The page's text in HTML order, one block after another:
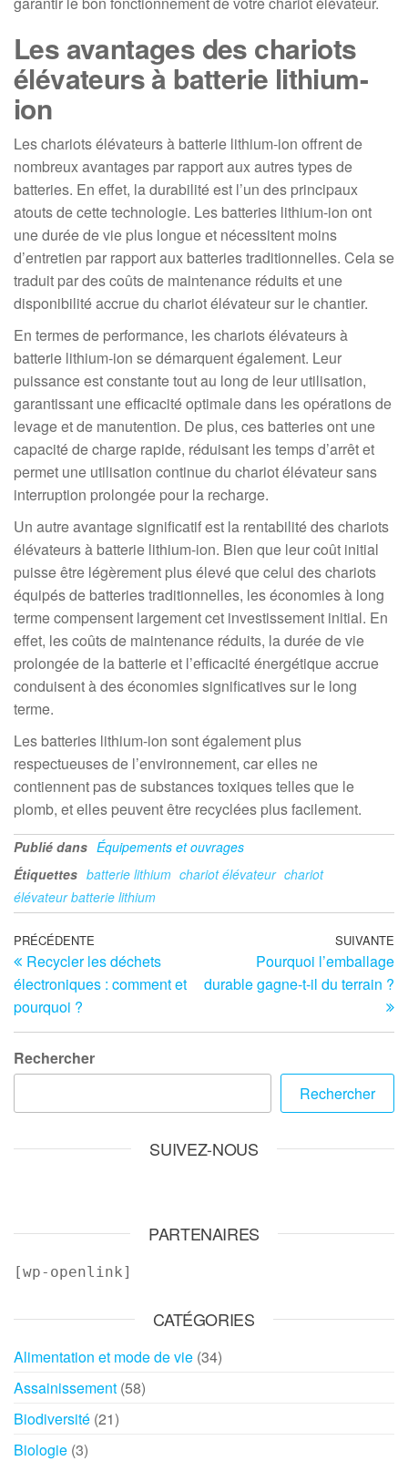
Les avantages des chariots
élévateurs à batterie lithium-
ion
Les chariots élévateurs à batterie lithium-ion offrent de
nombreux avantages par rapport aux autres types de
batteries. En effet, la durabilité est l’un des principaux
atouts de cette technologie. Les batteries lithium-ion ont
une durée de vie plus longue et nécessitent moins
d’entretien par rapport aux batteries traditionnelles. Cela se
traduit par des coûts de maintenance réduits et une
disponibilité accrue du chariot élévateur sur le chantier.
En termes de performance, les chariots élévateurs à
batterie lithium-ion se démarquent également. Leur
puissance est constante tout au long de leur utilisation,
garantissant une efficacité optimale dans les opérations de
levage et de manutention. De plus, ces batteries ont une
capacité de charge rapide, réduisant les temps d’arrêt et
permet une utilisation continue du chariot élévateur sans
interruption prolongée pour la recharge.
Un autre avantage significatif est la rentabilité des chariots
élévateurs à batterie lithium-ion. Bien que leur coût initial
puisse être légèrement plus élevé que celui des chariots
équipés de batteries traditionnelles, les économies à long
terme compensent largement cet investissement initial. En
effet, les coûts de maintenance réduits, la durée de vie
prolongée de la batterie et l’efficacité énergétique accrue
conduisent à des économies significatives sur le long
terme.
Les batteries lithium-ion sont également plus
respectueuses de l’environnement, car elles ne
contiennent pas de substances toxiques telles que le
plomb, et elles peuvent être recyclées plus facilement.
Publié dans Équipements et ouvrages
Étiquettes batterie lithium chariot élévateur chariot
élévateur batterie lithium
Navigation
de
l’article
Article
précédent
PRÉCÉDENTE
Recycler les déchets
électroniques : comment et
pourquoi ?
SUIVANTE
Pourquoi l’emballage
durable gagne-t-il du terrain ?
Rechercher
Rechercher
SUIVEZ-NOUS
PARTENAIRES
[wp-openlink]
CATÉGORIES
Alimentation et mode de vie (34)
Assainissement (58)
Biodiversité (21)
Biologie (3)